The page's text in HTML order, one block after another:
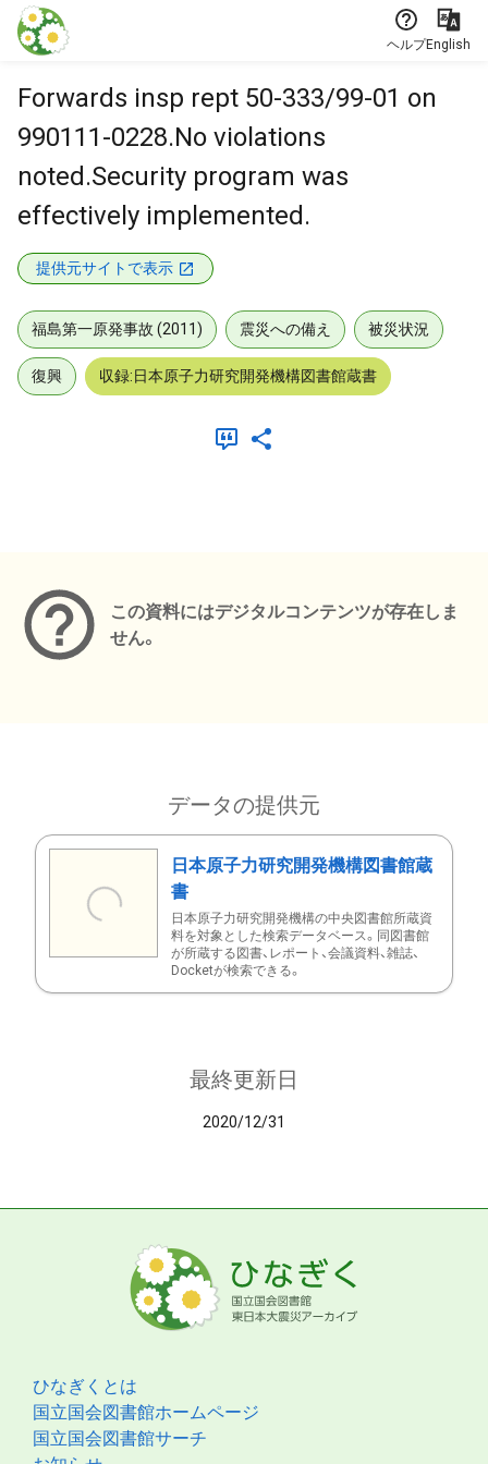
本文に飛ぶ
ヘルプEnglish
Forwards insp rept 50-333/99-01 on
990111-0228.No violations
noted.Security program was
effectively implemented.
提供元サイトで表示
福島第一原発事故 (2011) 震災への備え 被災状況
復興 収録:日本原子力研究開発機構図書館蔵書
この資料にはデジタルコンテンツが存在しま
せん。
データの提供元
日本原子力研究開発機構図書館蔵
書
日本原子力研究開発機構の中央図書館所蔵資
料を対象とした検索データベース。同図書館
が所蔵する図書、レポート、会議資料、雑誌、
Docketが検索できる。
最終更新日
2020/12/31
ひなぎくとは
国立国会図書館ホームページ
国立国会図書館サーチ